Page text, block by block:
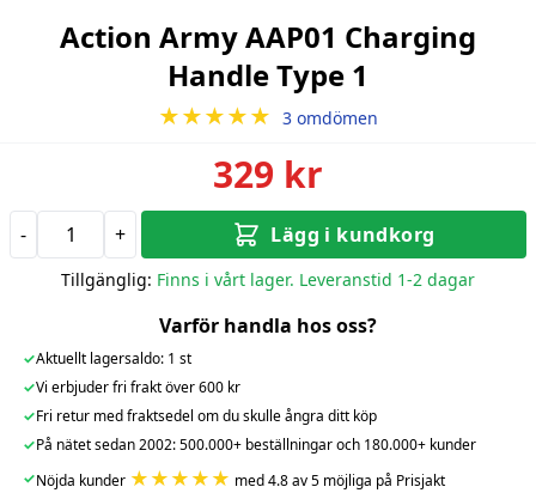
Action Army AAP01 Charging
Handle Type 1
★★★★★ 3 omdömen
329 kr
- + Lägg i kundkorg
Tillgänglig: Finns i vårt lager. Leveranstid 1-2 dagar
Varför handla hos oss?
✓Aktuellt lagersaldo: 1 st
✓Vi erbjuder fri frakt över 600 kr
✓Fri retur med fraktsedel om du skulle ångra ditt köp
✓På nätet sedan 2002: 500.000+ beställningar och 180.000+ kunder
✓Nöjda kunder ★★★★★ med 4.8 av 5 möjliga på Prisjakt